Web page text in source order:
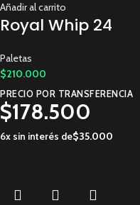
Añadir al carrito
Royal Whip 24
Paletas
$210.000
PRECIO POR TRANSFERENCIA
$178.500
6x sin interés de$35.000